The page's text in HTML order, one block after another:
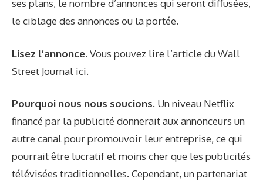
ses plans, le nombre d’annonces qui seront diffusées,
le ciblage des annonces ou la portée.
Lisez l’annonce. Vous pouvez lire l’article du Wall
Street Journal ici.
Pourquoi nous nous soucions. Un niveau Netflix
financé par la publicité donnerait aux annonceurs un
autre canal pour promouvoir leur entreprise, ce qui
pourrait être lucratif et moins cher que les publicités
télévisées traditionnelles. Cependant, un partenariat